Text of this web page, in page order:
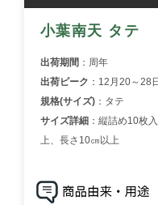
小葉南天 タテ
出荷期間 ：周年
出荷ピーク ：12月20～28日
規格(サイズ) ：タテ
サイズ詳細 ： 縦詰め10枚
上、長さ10㎝以上